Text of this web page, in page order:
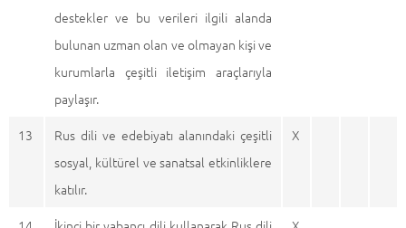
destekler ve bu verileri ilgili alanda
bulunan uzman olan ve olmayan kişi ve
kurumlarla çeşitli iletişim araçlarıyla
paylaşır.
13
Rus dili ve edebiyatı alanındaki çeşitli
sosyal, kültürel ve sanatsal etkinliklere
katılır.
X